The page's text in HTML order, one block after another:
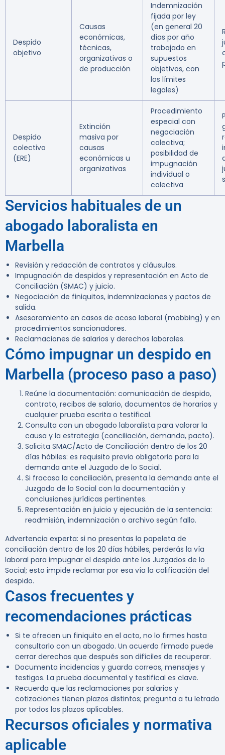
Despido
objetivo
Causas
económicas,
técnicas,
organizativas o
de producción
Indemnización
fijada por ley
(en general 20
días por año
trabajado en
supuestos
objetivos, con
los límites
legales)
Despido
colectivo
(ERE)
Extinción
masiva por
causas
económicas u
organizativas
Procedimiento
especial con
negociación
colectiva;
posibilidad de
impugnación
individual o
colectiva
Servicios habituales de un
abogado laboralista en
Marbella
Revisión y redacción de contratos y cláusulas.
Impugnación de despidos y representación en Acto de
Conciliación (SMAC) y juicio.
Negociación de finiquitos, indemnizaciones y pactos de
salida.
Asesoramiento en casos de acoso laboral (mobbing) y en
procedimientos sancionadores.
Reclamaciones de salarios y derechos laborales.
Cómo impugnar un despido en
Marbella (proceso paso a paso)
Reúne la documentación: comunicación de despido,
contrato, recibos de salario, documentos de horarios y
cualquier prueba escrita o testifical.
Consulta con un abogado laboralista para valorar la
causa y la estrategia (conciliación, demanda, pacto).
Solicita SMAC/Acto de Conciliación dentro de los 20
días hábiles: es requisito previo obligatorio para la
demanda ante el Juzgado de lo Social.
Si fracasa la conciliación, presenta la demanda ante el
Juzgado de lo Social con la documentación y
conclusiones jurídicas pertinentes.
Representación en juicio y ejecución de la sentencia:
readmisión, indemnización o archivo según fallo.
Advertencia experta: si no presentas la papeleta de
conciliación dentro de los 20 días hábiles, perderás la vía
laboral para impugnar el despido ante los Juzgados de lo
Social; esto impide reclamar por esa vía la calificación del
despido.
Casos frecuentes y
recomendaciones prácticas
Si te ofrecen un finiquito en el acto, no lo firmes hasta
consultarlo con un abogado. Un acuerdo firmado puede
cerrar derechos que después son difíciles de recuperar.
Documenta incidencias y guarda correos, mensajes y
testigos. La prueba documental y testifical es clave.
Recuerda que las reclamaciones por salarios y
cotizaciones tienen plazos distintos; pregunta a tu letrado
por todos los plazos aplicables.
Recursos oficiales y normativa
aplicable